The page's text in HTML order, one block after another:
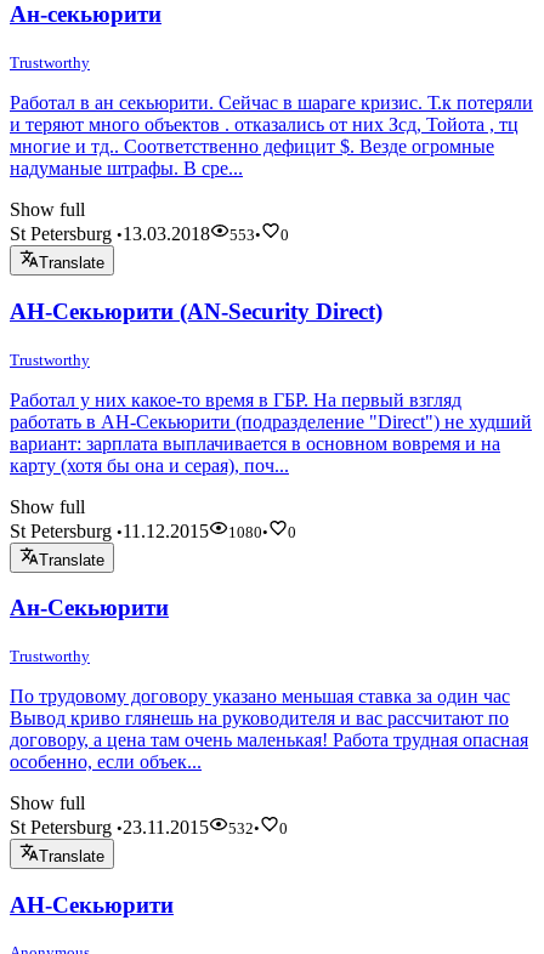
Ан-секьюрити
Trustworthy
Работал в ан секьюрити. Сейчас в шараге кризис. Т.к потеряли
и теряют много объектов . отказались от них Зсд, Тойота , тц
многие и тд.. Соответственно дефицит $. Везде огромные
надуманые штрафы. В сре...
Show full
St Petersburg •13.03.2018 553•
0
Translate
АН-Секьюрити (AN-Security Direct)
Trustworthy
Работал у них какое-то время в ГБР. На первый взгляд
работать в АН-Секьюрити (подразделение "Direct") не худший
вариант: зарплата выплачивается в основном вовремя и на
карту (хотя бы она и серая), поч...
Show full
St Petersburg •11.12.2015 1080•
0
Translate
Ан-Секьюрити
Trustworthy
По трудовому договору указано меньшая ставка за один час
Вывод криво глянешь на руководителя и вас рассчитают по
договору, а цена там очень маленькая! Работа трудная опасная
особенно, если объек...
Show full
St Petersburg •23.11.2015 532•
0
Translate
АН-Секьюрити